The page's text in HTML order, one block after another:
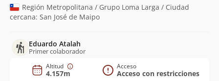
Región Metropolitana / Grupo Loma Larga / Ciudad
cercana: San José de Maipo
Eduardo Atalah
Primer colaborador
Altitud
4.157m
Acceso
Acceso con restricciones